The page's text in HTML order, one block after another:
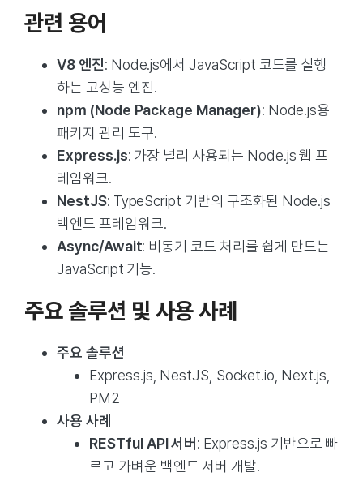
관련 용어
V8 엔진: Node.js에서 JavaScript 코드를 실행
하는 고성능 엔진.
npm (Node Package Manager): Node.js용
패키지 관리 도구.
Express.js: 가장 널리 사용되는 Node.js 웹 프
레임워크.
NestJS: TypeScript 기반의 구조화된 Node.js
백엔드 프레임워크.
Async/Await: 비동기 코드 처리를 쉽게 만드는
JavaScript 기능.
주요 솔루션 및 사용 사례
주요 솔루션
Express.js, NestJS, Socket.io, Next.js,
PM2
사용 사례
RESTful API 서버 : Express.js 기반으로 빠
르고 가벼운 백엔드 서버 개발.